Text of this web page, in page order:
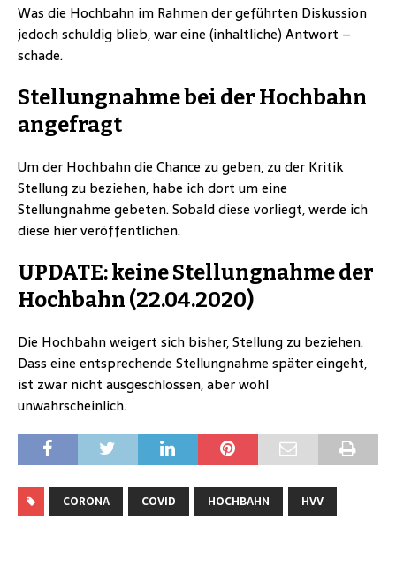
Was die Hochbahn im Rahmen der geführten Diskussion
jedoch schuldig blieb, war eine (inhaltliche) Antwort –
schade.
Stellungnahme bei der Hochbahn
angefragt
Um der Hochbahn die Chance zu geben, zu der Kritik
Stellung zu beziehen, habe ich dort um eine
Stellungnahme gebeten. Sobald diese vorliegt, werde ich
diese hier veröffentlichen.
UPDATE: keine Stellungnahme der
Hochbahn (22.04.2020)
Die Hochbahn weigert sich bisher, Stellung zu beziehen.
Dass eine entsprechende Stellungnahme später eingeht,
ist zwar nicht ausgeschlossen, aber wohl
unwahrscheinlich.
CORONA COVID HOCHBAHN HVV